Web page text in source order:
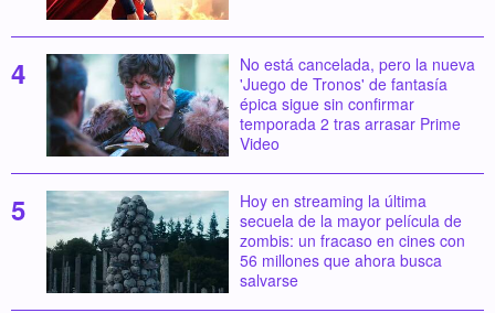
No está cancelada, pero la nueva
'Juego de Tronos' de fantasía
épica sigue sin confirmar
temporada 2 tras arrasar Prime
Video
Hoy en streaming la última
secuela de la mayor película de
zombis: un fracaso en cines con
56 millones que ahora busca
salvarse